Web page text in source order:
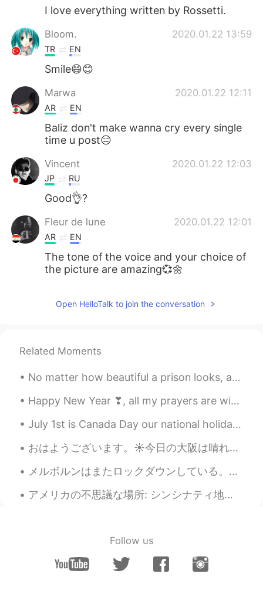
I love everything written by Rossetti.
Bloom. 2020.01.22 13:59
TR EN
Smile😄😊
Marwa 2020.01.22 12:11
AR EN
Baliz don't make wanna cry every single
time u post😑
Vincent 2020.01.22 12:03
JP RU
Good👌?
Fleur de lune 2020.01.22 12:01
AR EN
The tone of the voice and your choice of
the picture are amazing💞🌼
Open HelloTalk to join the conversation
Related Moments
No matter how beautiful a prison looks, a prison is still a prison. Today is a beautiful day but ...
Happy New Year ❣, all my prayers are with you. 🎉🌉🕛🍾🥳🎆🧨🗽🎉 May all your goals be achieved, and all ...
July 1st is Canada Day our national holiday. On this day in Canada we often attend picnics or pub...
おはようございます。☀今日の大阪は晴れです。今朝、早起きして、家事をしてから、日本語を勉強しました。書いた日本語はあっていますか？実は、私は日本語学校に行ったことがありませんし、日本語レッスンも...
メルボルンはまたロックダウンしている。今回は六回目。 先週から、コロナの感染拡大してきたために家を出ていい理由が5つだけ。 1. ワクチンをうけること 2. 重要な買い物 (食料品とか薬とか) ...
アメリカの不思議な場所: シンシナティ地下鉄 1912年にアメリカ合衆国オハイオ州シンシナティで地下鉄建設が行なわれていました。建設工事は1920年に始まりました。ですが、インフレや株式の下落...
Follow us